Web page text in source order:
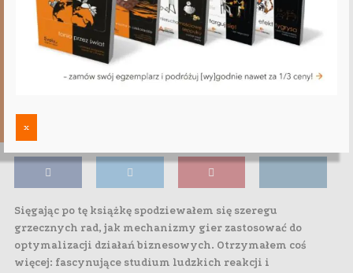
Dutko poleca: „Grywalizacja” (Paweł
Tkaczyk), czyli „zagramy sobie!”
3 stycznia 2016 Dodaj komentarz
Sięgając po tę książkę spodziewałem się szeregu
grzecznych rad, jak mechanizmy gier zastosować do
optymalizacji działań biznesowych. Otrzymałem coś
więcej: fascynujące studium ludzkich reakcji i
x